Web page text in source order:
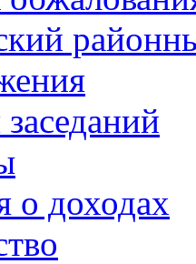
о доходах